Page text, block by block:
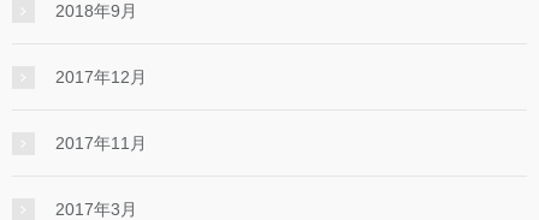
2018年9月
2017年12月
2017年11月
2017年3月